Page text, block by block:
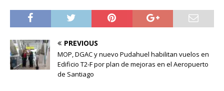
PREVIOUS
MOP, DGAC y nuevo Pudahuel habilitan vuelos en
Edificio T2-F por plan de mejoras en el Aeropuerto
de Santiago